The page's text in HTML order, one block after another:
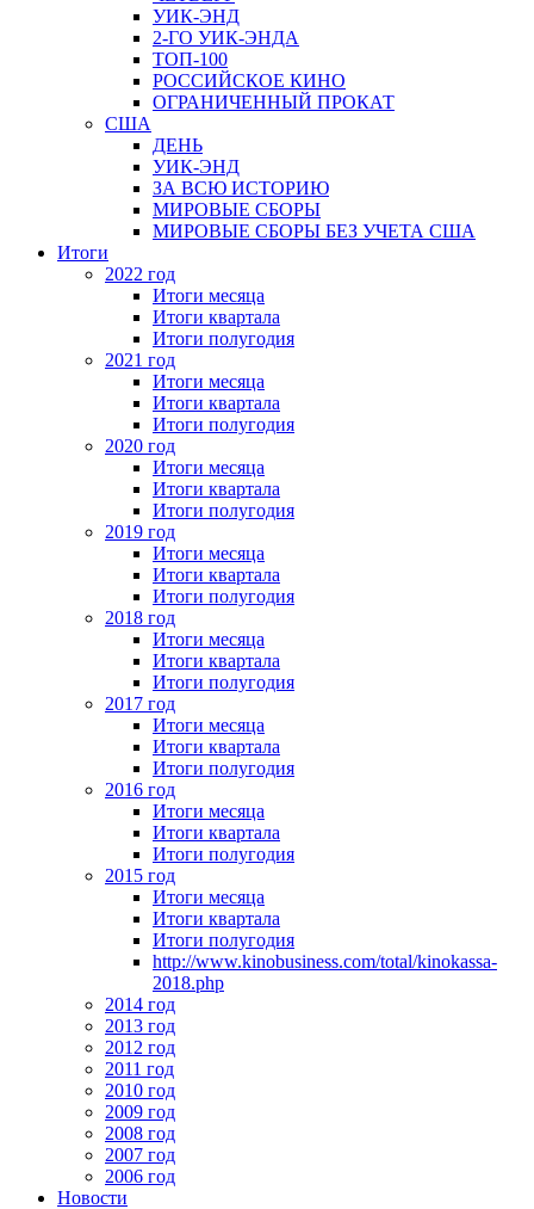
УИК-ЭНД
2-ГО УИК-ЭНДА
ТОП-100
РОССИЙСКОЕ КИНО
ОГРАНИЧЕННЫЙ ПРОКАТ
США
ДЕНЬ
УИК-ЭНД
ЗА ВСЮ ИСТОРИЮ
МИРОВЫЕ СБОРЫ
МИРОВЫЕ СБОРЫ БЕЗ УЧЕТА США
Итоги
2022 год
Итоги месяца
Итоги квартала
Итоги полугодия
2021 год
Итоги месяца
Итоги квартала
Итоги полугодия
2020 год
Итоги месяца
Итоги квартала
Итоги полугодия
2019 год
Итоги месяца
Итоги квартала
Итоги полугодия
2018 год
Итоги месяца
Итоги квартала
Итоги полугодия
2017 год
Итоги месяца
Итоги квартала
Итоги полугодия
2016 год
Итоги месяца
Итоги квартала
Итоги полугодия
2015 год
Итоги месяца
Итоги квартала
Итоги полугодия
http://www.kinobusiness.com/total/kinokassa-
2018.php
2014 год
2013 год
2012 год
2011 год
2010 год
2009 год
2008 год
2007 год
2006 год
Новости